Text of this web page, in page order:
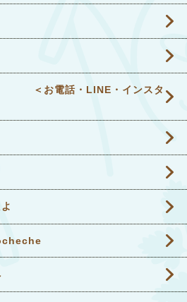
＜お電話・LINE・インスタ